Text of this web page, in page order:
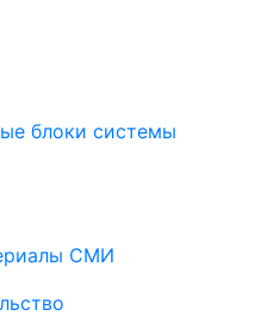
блоки системы
СМИ